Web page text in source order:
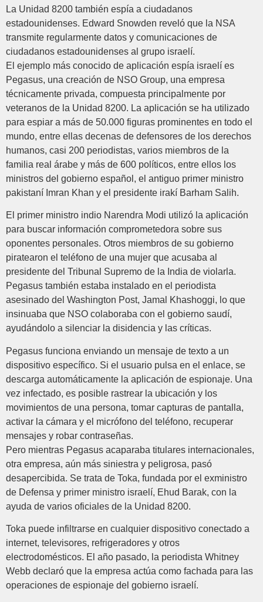
La Unidad 8200 también espía a ciudadanos
estadounidenses. Edward Snowden reveló que la NSA
transmite regularmente datos y comunicaciones de
ciudadanos estadounidenses al grupo israelí.
El ejemplo más conocido de aplicación espía israelí es
Pegasus, una creación de NSO Group, una empresa
técnicamente privada, compuesta principalmente por
veteranos de la Unidad 8200. La aplicación se ha utilizado
para espiar a más de 50.000 figuras prominentes en todo el
mundo, entre ellas decenas de defensores de los derechos
humanos, casi 200 periodistas, varios miembros de la
familia real árabe y más de 600 políticos, entre ellos los
ministros del gobierno español, el antiguo primer ministro
pakistaní Imran Khan y el presidente irakí Barham Salih.
El primer ministro indio Narendra Modi utilizó la aplicación
para buscar información comprometedora sobre sus
oponentes personales. Otros miembros de su gobierno
piratearon el teléfono de una mujer que acusaba al
presidente del Tribunal Supremo de la India de violarla.
Pegasus también estaba instalado en el periodista
asesinado del Washington Post, Jamal Khashoggi, lo que
insinuaba que NSO colaboraba con el gobierno saudí,
ayudándolo a silenciar la disidencia y las críticas.
Pegasus funciona enviando un mensaje de texto a un
dispositivo específico. Si el usuario pulsa en el enlace, se
descarga automáticamente la aplicación de espionaje. Una
vez infectado, es posible rastrear la ubicación y los
movimientos de una persona, tomar capturas de pantalla,
activar la cámara y el micrófono del teléfono, recuperar
mensajes y robar contraseñas.
Pero mientras Pegasus acaparaba titulares internacionales,
otra empresa, aún más siniestra y peligrosa, pasó
desapercibida. Se trata de Toka, fundada por el exministro
de Defensa y primer ministro israelí, Ehud Barak, con la
ayuda de varios oficiales de la Unidad 8200.
Toka puede infiltrarse en cualquier dispositivo conectado a
internet, televisores, refrigeradores y otros
electrodomésticos. El año pasado, la periodista Whitney
Webb declaró que la empresa actúa como fachada para las
operaciones de espionaje del gobierno israelí.